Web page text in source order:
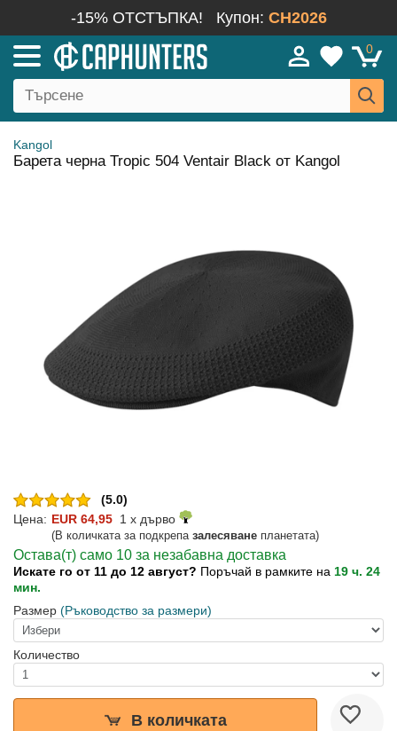
-15% ОТСТЪПКА! Купон: CH2026
0
Kangol
Барета черна Tropic 504 Ventair Black от Kangol
(5.0)
Цена: EUR 64,95 1 x дърво
(В количката за подкрепа залесяване планетата)
Остава(т) само 10 за незабавна доставка
Искате го от 11 до 12 август? Поръчай в рамките на 19 ч. 24
мин.
Размер (Ръководство за размери)
Количество
В количката